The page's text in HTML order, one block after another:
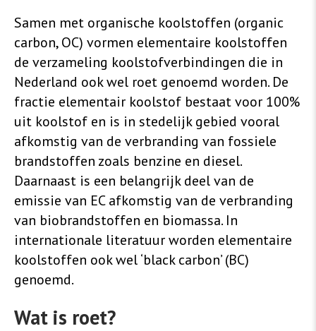
Samen met organische koolstoffen (organic
carbon, OC) vormen elementaire koolstoffen
de verzameling koolstofverbindingen die in
Nederland ook wel roet genoemd worden. De
fractie elementair koolstof bestaat voor 100%
uit koolstof en is in stedelijk gebied vooral
afkomstig van de verbranding van fossiele
brandstoffen zoals benzine en diesel.
Daarnaast is een belangrijk deel van de
emissie van EC afkomstig van de verbranding
van biobrandstoffen en biomassa. In
internationale literatuur worden elementaire
koolstoffen ook wel ‘black carbon’ (BC)
genoemd.
Wat is roet?